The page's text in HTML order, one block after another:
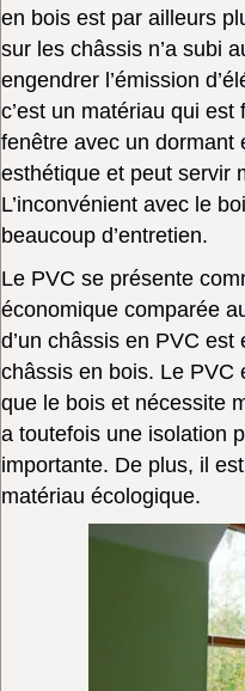
en bois est par ailleurs
sur les châssis n’a subi
engendrer l’émission
c’est un matériau qui
fenêtre avec un dormant
esthétique et peut servir
L’inconvénient avec le
beaucoup d’entretien.
Le PVC se présente
économique comparée
d’un châssis en PVC est
châssis en bois. Le PVC
que le bois et nécessite
a toutefois une isolation
importante. De plus, il
matériau écologique.